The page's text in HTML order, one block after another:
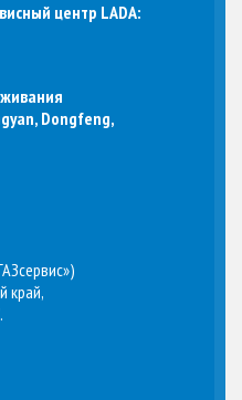
центр LADA:
Dongfeng,
край,